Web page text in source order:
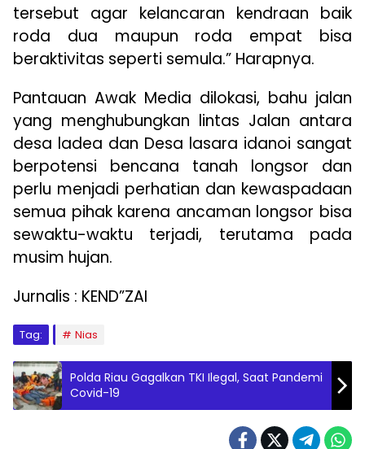
tersebut agar kelancaran kendraan baik
roda dua maupun roda empat bisa
beraktivitas seperti semula.” Harapnya.
Pantauan Awak Media dilokasi, bahu jalan
yang menghubungkan lintas Jalan antara
desa ladea dan Desa lasara idanoi sangat
berpotensi bencana tanah longsor dan
perlu menjadi perhatian dan kewaspadaan
semua pihak karena ancaman longsor bisa
sewaktu-waktu terjadi, terutama pada
musim hujan.
Jurnalis : KEND”ZAI
Tag: Nias
Polda Riau Gagalkan TKI Ilegal, Saat Pandemi
Covid-19